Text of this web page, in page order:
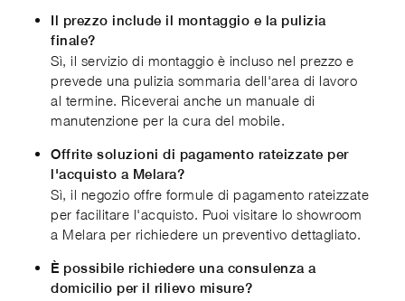
Il prezzo include il montaggio e la pulizia
finale?
Sì, il servizio di montaggio è incluso nel prezzo e
prevede una pulizia sommaria dell'area di lavoro
al termine. Riceverai anche un manuale di
manutenzione per la cura del mobile.
Offrite soluzioni di pagamento rateizzate per
l'acquisto a Melara?
Sì, il negozio offre formule di pagamento rateizzate
per facilitare l'acquisto. Puoi visitare lo showroom
a Melara per richiedere un preventivo dettagliato.
È possibile richiedere una consulenza a
domicilio per il rilievo misure?